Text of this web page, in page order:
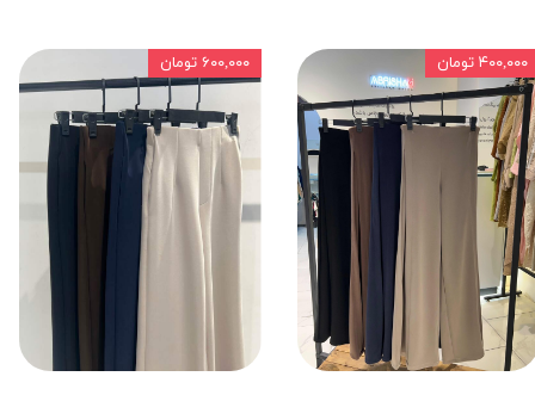
۴۰۰,۰۰۰ تومان ۶۰۰,۰۰۰ تومان